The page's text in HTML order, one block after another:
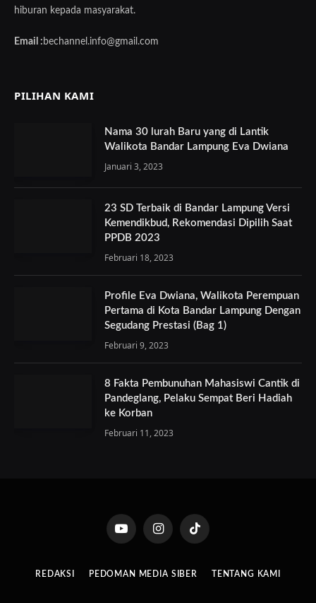
hiburan kepada masyarakat.
Email : bechannel.info@gmail.com
PILIHAN KAMI
Nama 30 lurah Baru yang di Lantik
Walikota Bandar Lampung Eva Dwiana
Januari 3, 2023
23 SD Terbaik di Bandar Lampung Versi
Kemendikbud, Rekomendasi Dipilih Saat
PPDB 2023
Februari 18, 2023
Profile Eva Dwiana, Walikota Perempuan
Pertama di Kota Bandar Lampung Dengan
Segudang Prestasi (Bag 1)
Februari 9, 2023
8 Fakta Pembunuhan Mahasiswi Cantik di
Pandeglang, Pelaku Sempat Beri Hadiah
ke Korban
Februari 11, 2023
YouTube InstagramTikTok
REDAKSI PEDOMAN MEDIA SIBER TENTANG KAMI